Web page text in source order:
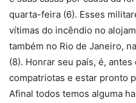
quarta-feira (6). Esses
vítimas do incêndio no
também no Rio de Janeiro,
(8). Honrar seu país, é,
compatriotas e estar pronto
Afinal todos temos alguma